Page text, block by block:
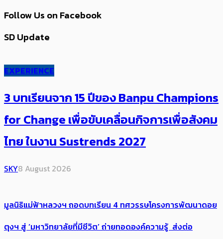
Follow Us on Facebook
SD Update
EXPERIENCE
3 บทเรียนจาก 15 ปีของ Banpu Champions
for Change เพื่อขับเคลื่อนกิจการเพื่อสังคม
ไทย ในงาน Sustrends 2027
SKY8 August 2026
มูลนิธิแม่ฟ้าหลวงฯ ถอดบทเรียน 4 ทศวรรษโครงการพัฒนาดอย
ตุงฯ สู่ ‘มหาวิทยาลัยที่มีชีวิต’ ถ่ายทอดองค์ความรู้ ส่งต่อ